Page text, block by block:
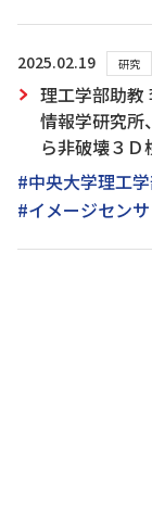
2025.02.19 研究
理工学部助教
情報学研究所
ら非破壊３Ｄ
#中央大学理工
#イメージセンサ